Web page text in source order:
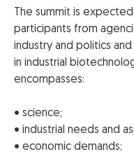
The summit is
participants from
industry and politics
in industrial
encompasses:
• science;
• industrial needs and
• economic demands;